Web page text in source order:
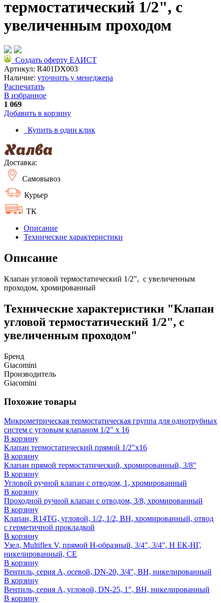
термостатический 1/2", с
увеличенным проходом
Создать оферту ЕАИСТ
Артикул: R401DX003
Наличие: уточнить у менеджера
Распечатать
В избранное
1 069
Добавить в корзину
Купить в один клик
Доставка:
Самовывоз
Курьер
ТК
Описание
Технические характеристики
Описание
Клапан угловой термостатический 1/2", с увеличенным
проходом, хромированный
Технические характеристики "Клапан
угловой термостатический 1/2", с
увеличенным проходом"
Бренд
Giacomini
Производитель
Giacomini
Похожие товары
Микрометрическая термостатическая группа для однотрубных
систем с угловым клапаном 1/2" x 16
В корзину
Клапан термостатический прямой 1/2"x16
В корзину
Клапан прямой термостатический, хромированный, 3/8"
В корзину
Угловой ручной клапан с отводом, 1, хромированный
В корзину
Проходной ручной клапан с отводом, 3/8, хромированный
В корзину
Клапан, R14TG, угловой, 1/2, 1/2, ВН, хромированный, отвод
с герметичной прокладкой
В корзину
Узел, Multiflex V, прямой H-образный, 3/4", 3/4", Н ЕК-НГ,
никелированный, CE
В корзину
Вентиль, серия A, осевой, DN-20, 3/4", ВН, никелированный
В корзину
Вентиль, серия A, угловой, DN-25, 1", ВН, никелированный
В корзину